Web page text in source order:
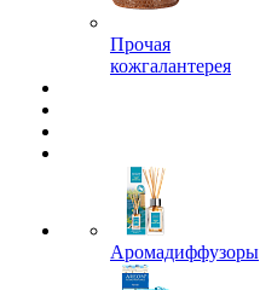
Прочая
кожгалантерея
Аромадиффузоры